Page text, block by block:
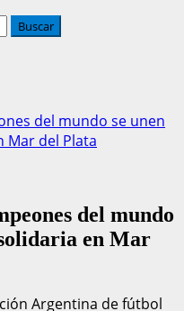
del mundo se unen
Mar del Plata
del mundo
en Mar
Argentina de fútbol